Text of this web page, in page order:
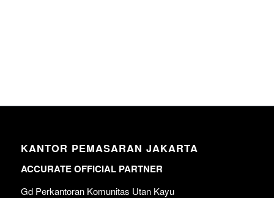
KANTOR PEMASARAN JAKARTA
ACCURATE OFFICIAL PARTNER
Gd Perkantoran Komunitas Utan Kayu